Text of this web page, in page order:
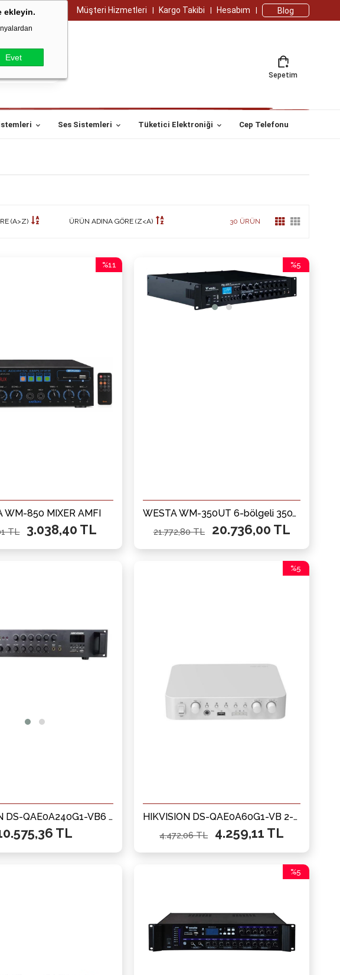
ekleyin.
Evet
Müşteri Hizmetleri Kargo Takibi Hesabım Blog
Sepetim
Ses Sistemleri Tüketici Elektroniği Cep Telefonu
(A>Z) ÜRÜN ADINA GÖRE (Z<A) 30 ÜRÜN
WM-850 MIXER AMFI
3.038,40 TL
TL
%11
WESTA WM-350UT 6-bölgeli 350W 100V Mikser Amfi
20.736,00 TL
21.772,80 TL
%5
İndirim
%5İndirim
HIKVISION DS-QAE0A240G1-VB6 6-bölgeli Analog 240W Amfi
TL
HIKVISION DS-QAE0A60G1-VB 2-bölgeli ANALOG 60W AMFİ
4.259,11 TL
4.472,06 TL
%5
%5